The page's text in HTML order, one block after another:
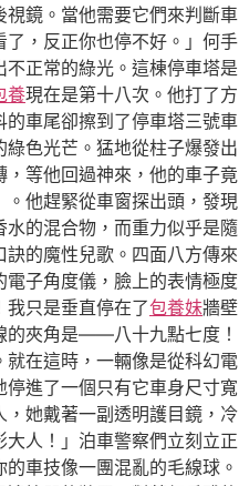
鏡。當他需要它們來判斷車
，反正你也停不好。」何手
正常的綠光。這棟停車塔是
養現在是第十八次。他打了方
的車尾卻擦到了停車塔三號車
色光芒。猛地從柱子爆發出
等他回過神來，他的車子竟
他趕緊從車窗探出頭，發現
的混合物，而重力似乎是隨
的魔性兒歌。四面八方傳來
子角度儀，臉上的表情極度
只是垂直停在了包養妹牆壁
的夾角是——八十九點七度！
在這時，一輛像是從科幻電
進了一個只有它車身尺寸寬
她戴著一副透明護目鏡，冷
大人！」泊車警察們立刻立正
車技像一團混亂的毛線球。